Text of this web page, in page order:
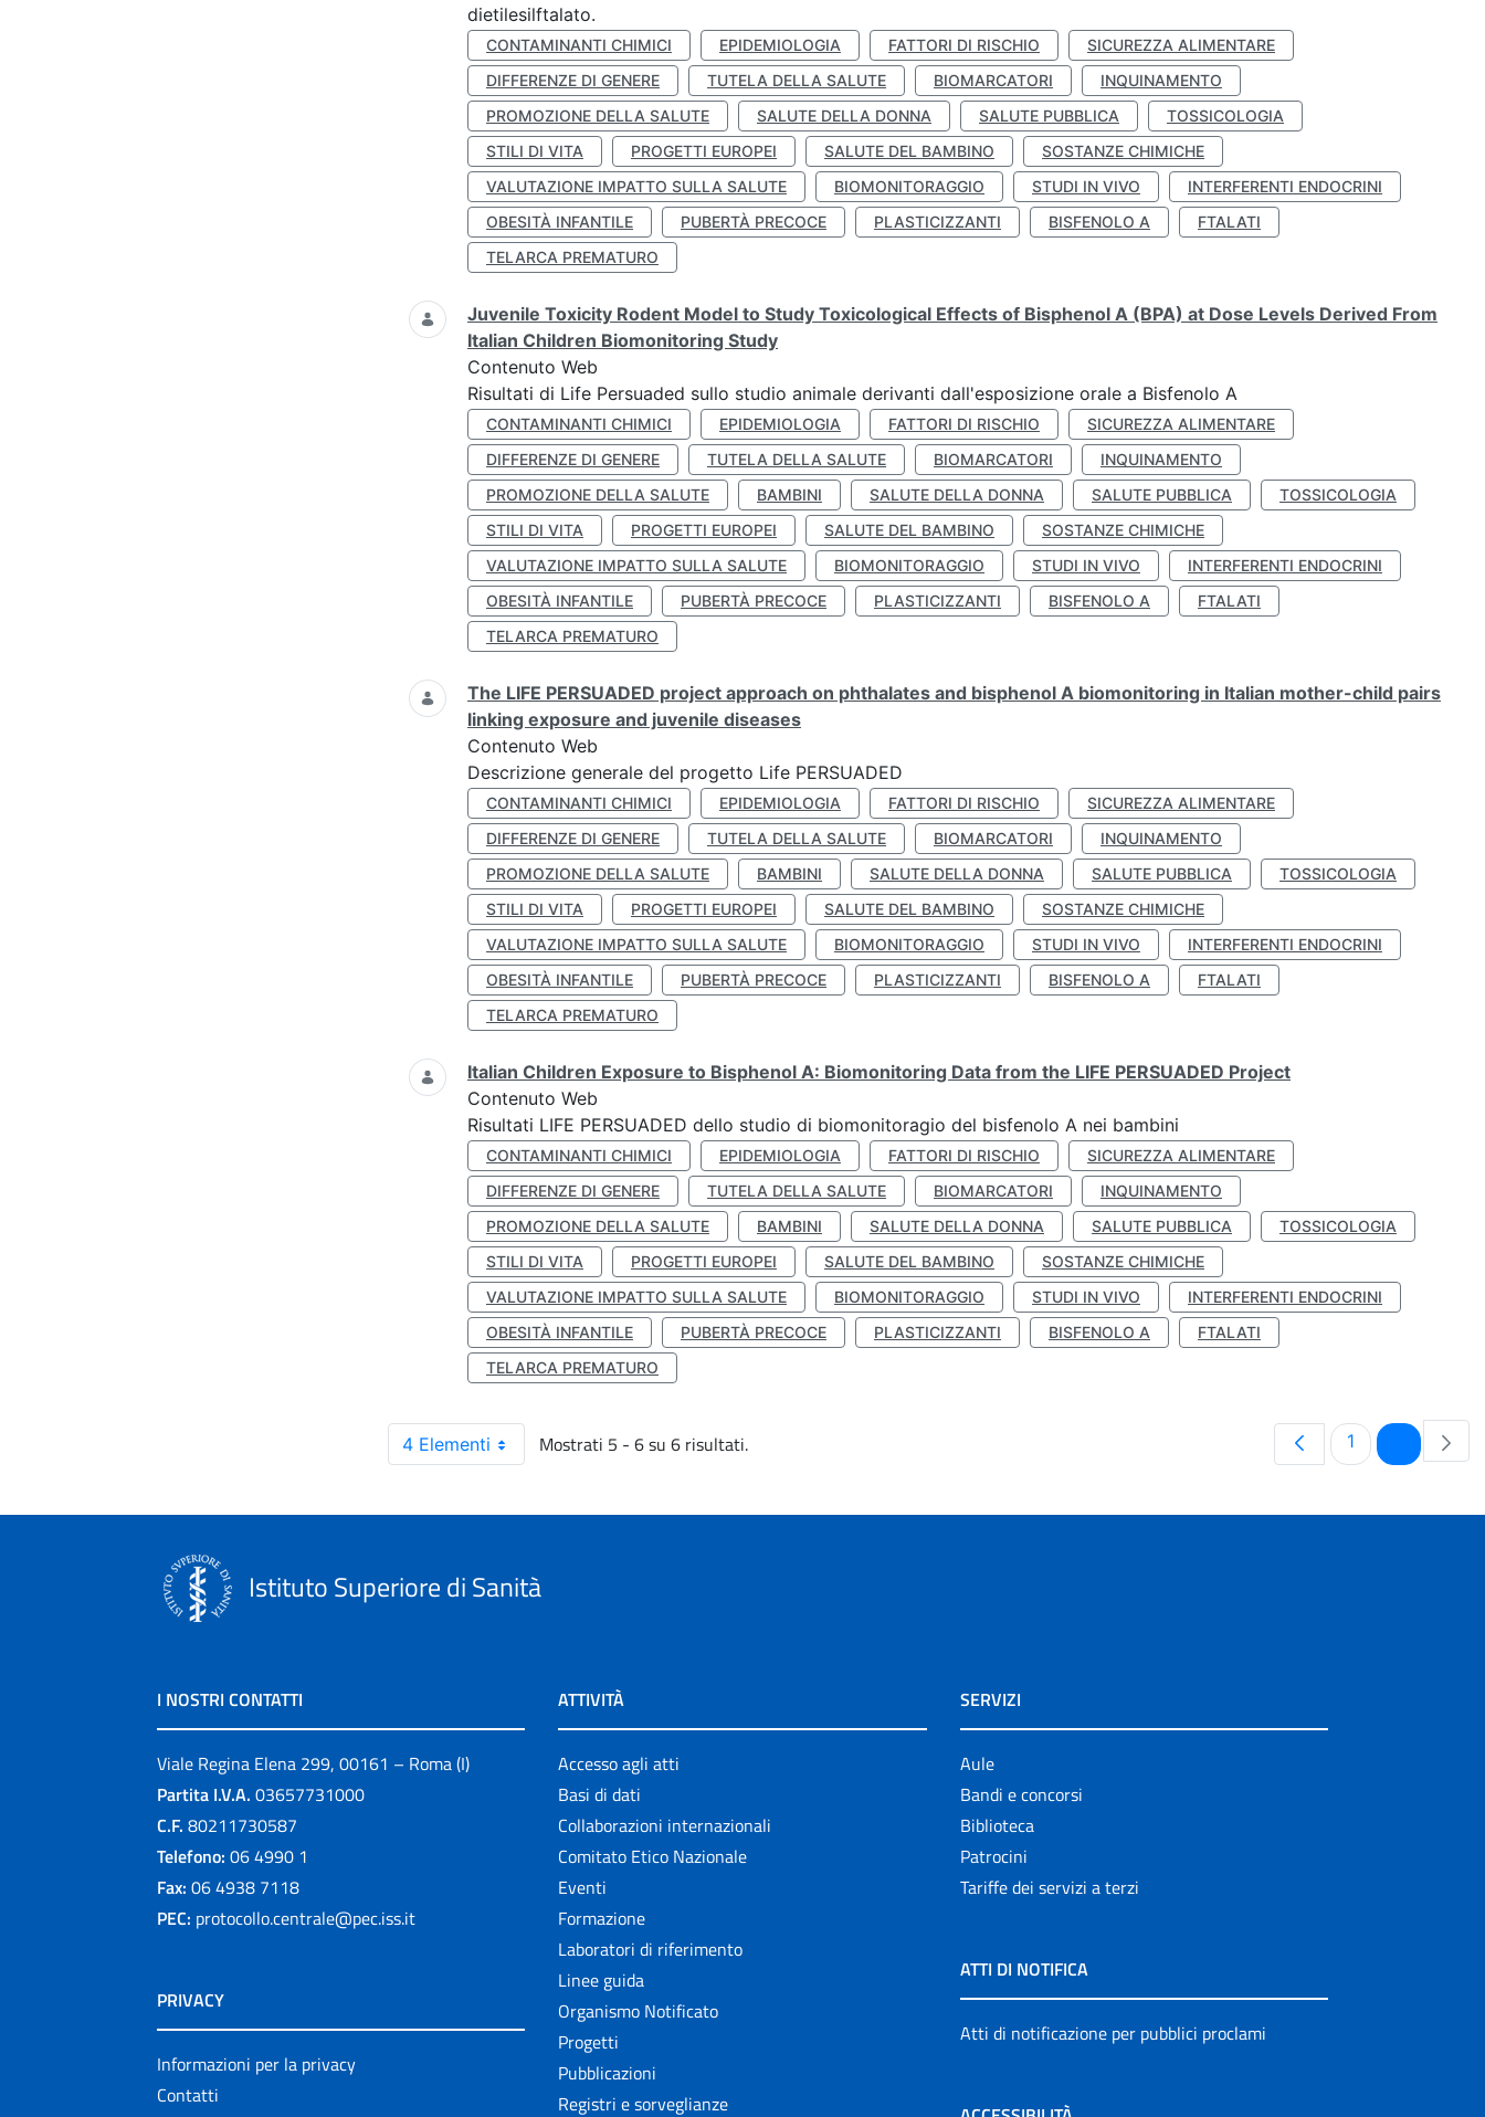
dietilesilftalato.
CONTAMINANTI CHIMICI EPIDEMIOLOGIA FATTORI DI RISCHIO
SICUREZZA ALIMENTARE
DIFFERENZE DI GENERE
TUTELA DELLA SALUTE BIOMARCATORI
INQUINAMENTO
PROMOZIONE DELLA SALUTE
SALUTE DELLA DONNA SALUTE PUBBLICA
TOSSICOLOGIA
STILI DI VITA
PROGETTI EUROPEI SALUTE DEL BAMBINO
SOSTANZE CHIMICHE
VALUTAZIONE IMPATTO SULLA SALUTE
BIOMONITORAGGIO STUDI IN VIVO
INTERFERENTI ENDOCRINI
OBESITÀ INFANTILE
PUBERTÀ PRECOCE PLASTICIZZANTI BISFENOLO A
FTALATI
TELARCA PREMATURO
Juvenile Toxicity Rodent Model to Study Toxicological Effects of Bisphenol A (BPA) at Dose Levels Derived From
Italian Children Biomonitoring Study
Contenuto Web
Risultati di Life Persuaded sullo studio animale derivanti dall'esposizione orale a Bisfenolo A
CONTAMINANTI CHIMICI EPIDEMIOLOGIA FATTORI DI RISCHIO
SICUREZZA ALIMENTARE
DIFFERENZE DI GENERE
TUTELA DELLA SALUTE BIOMARCATORI
INQUINAMENTO
PROMOZIONE DELLA SALUTE
BAMBINI SALUTE DELLA DONNA SALUTE PUBBLICA
TOSSICOLOGIA
STILI DI VITA
PROGETTI EUROPEI SALUTE DEL BAMBINO
SOSTANZE CHIMICHE
VALUTAZIONE IMPATTO SULLA SALUTE
BIOMONITORAGGIO STUDI IN VIVO
INTERFERENTI ENDOCRINI
OBESITÀ INFANTILE
PUBERTÀ PRECOCE PLASTICIZZANTI BISFENOLO A
FTALATI
TELARCA PREMATURO
The LIFE PERSUADED project approach on phthalates and bisphenol A biomonitoring in Italian mother-child pairs
linking exposure and juvenile diseases
Contenuto Web
Descrizione generale del progetto Life PERSUADED
CONTAMINANTI CHIMICI EPIDEMIOLOGIA FATTORI DI RISCHIO
SICUREZZA ALIMENTARE
DIFFERENZE DI GENERE
TUTELA DELLA SALUTE BIOMARCATORI
INQUINAMENTO
PROMOZIONE DELLA SALUTE
BAMBINI SALUTE DELLA DONNA SALUTE PUBBLICA
TOSSICOLOGIA
STILI DI VITA
PROGETTI EUROPEI SALUTE DEL BAMBINO
SOSTANZE CHIMICHE
VALUTAZIONE IMPATTO SULLA SALUTE
BIOMONITORAGGIO STUDI IN VIVO
INTERFERENTI ENDOCRINI
OBESITÀ INFANTILE
PUBERTÀ PRECOCE PLASTICIZZANTI BISFENOLO A
FTALATI
TELARCA PREMATURO
Italian Children Exposure to Bisphenol A: Biomonitoring Data from the LIFE PERSUADED Project
Contenuto Web
Risultati LIFE PERSUADED dello studio di biomonitoragio del bisfenolo A nei bambini
CONTAMINANTI CHIMICI EPIDEMIOLOGIA FATTORI DI RISCHIO
SICUREZZA ALIMENTARE
DIFFERENZE DI GENERE
TUTELA DELLA SALUTE BIOMARCATORI
INQUINAMENTO
PROMOZIONE DELLA SALUTE
BAMBINI SALUTE DELLA DONNA SALUTE PUBBLICA
TOSSICOLOGIA
STILI DI VITA
PROGETTI EUROPEI SALUTE DEL BAMBINO
SOSTANZE CHIMICHE
VALUTAZIONE IMPATTO SULLA SALUTE
BIOMONITORAGGIO STUDI IN VIVO
INTERFERENTI ENDOCRINI
OBESITÀ INFANTILE
PUBERTÀ PRECOCE PLASTICIZZANTI BISFENOLO A
FTALATI
TELARCA PREMATURO
4 Elementi Mostrati 5 - 6 su 6 risultati. Pagina
1 Pagina
Istituto Superiore di Sanità
I NOSTRI CONTATTI
Viale Regina Elena 299, 00161 – Roma (I)
Partita I.V.A. 03657731000
C.F. 80211730587
Telefono: 06 4990 1
Fax: 06 4938 7118
PEC: protocollo.centrale@pec.iss.it
PRIVACY
Informazioni per la privacy
Contatti
ATTIVITÀ
Accesso agli atti
Basi di dati
Collaborazioni internazionali
Comitato Etico Nazionale
Eventi
Formazione
Laboratori di riferimento
Linee guida
Organismo Notificato
Progetti
Pubblicazioni
Registri e sorveglianze
SERVIZI
Aule
Bandi e concorsi
Biblioteca
Patrocini
Tariffe dei servizi a terzi
ATTI DI NOTIFICA
Atti di notificazione per pubblici proclami